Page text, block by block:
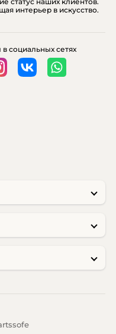
интерьер в искусство.
социальных сетях